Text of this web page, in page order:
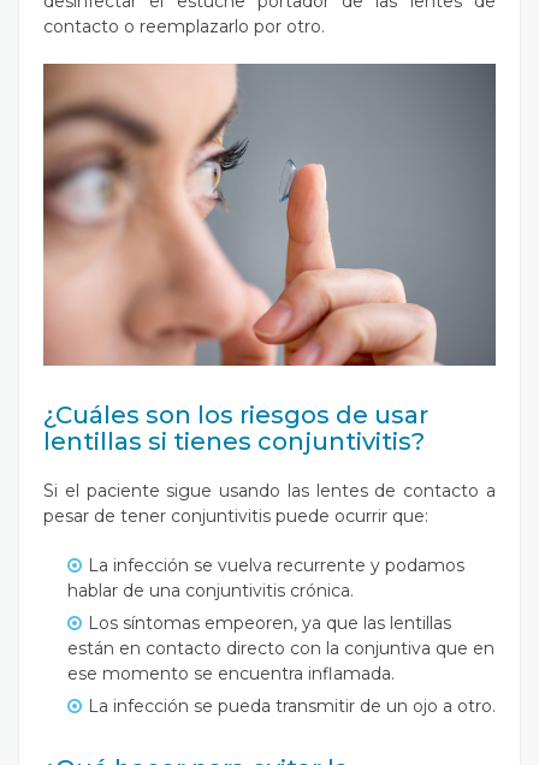
contacto o reemplazarlo por otro.
¿Cuáles son los riesgos de usar
lentillas si tienes conjuntivitis?
Si el paciente sigue usando las lentes de contacto a
pesar de tener conjuntivitis puede ocurrir que:
La infección se vuelva recurrente y podamos
hablar de una conjuntivitis crónica.
Los síntomas empeoren, ya que las lentillas
están en contacto directo con la conjuntiva que en
ese momento se encuentra inflamada.
La infección se pueda transmitir de un ojo a otro.